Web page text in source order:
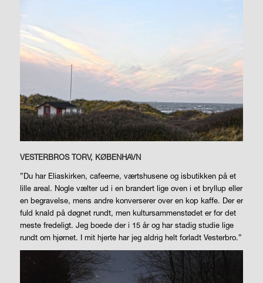
VESTERBROS TORV, KØBENHAVN
”Du har Eliaskirken, cafeerne, værtshusene og isbutikken på et
lille areal. Nogle vælter ud i en brandert lige oven i et bryllup eller
en begravelse, mens andre konverserer over en kop kaffe. Der er
fuld knald på døgnet rundt, men kultursammenstødet er for det
meste fredeligt. Jeg boede der i 15 år og har stadig studie lige
rundt om hjørnet. I mit hjerte har jeg aldrig helt forladt Vesterbro.”